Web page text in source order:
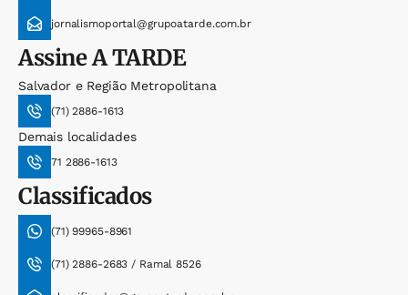
jornalismoportal@grupoatarde.com.br
AssineA TARDE
Salvador e Região Metropolitana
(71) 2886-1613
Demais localidades
71 2886-1613
Classificados
(71) 99965-8961
(71) 2886-2683 / Ramal 8526